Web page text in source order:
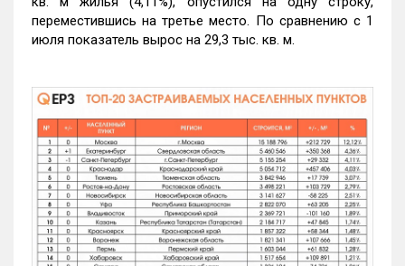
переместившись на третье место. По сравнению с 1
июля показатель вырос на 29,3 тыс. кв. м.